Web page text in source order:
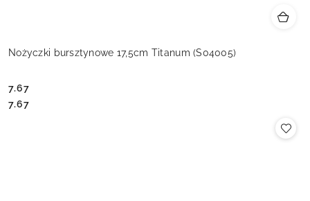
Nożyczki bursztynowe 17,5cm Titanum (S04005)
Cena:
7.67
Cena:
7.67